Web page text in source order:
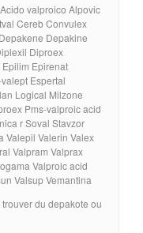
valproico Alpovic
Cereb Convulex
Depakine
Diproex
Epirenat
Espertal
Logical Milzone
Pms-valproic acid
r Soval Stavzor
Valepil Valerin Valex
Valpram Valprax
Valproic acid
Valsup Vemantina
du depakote ou